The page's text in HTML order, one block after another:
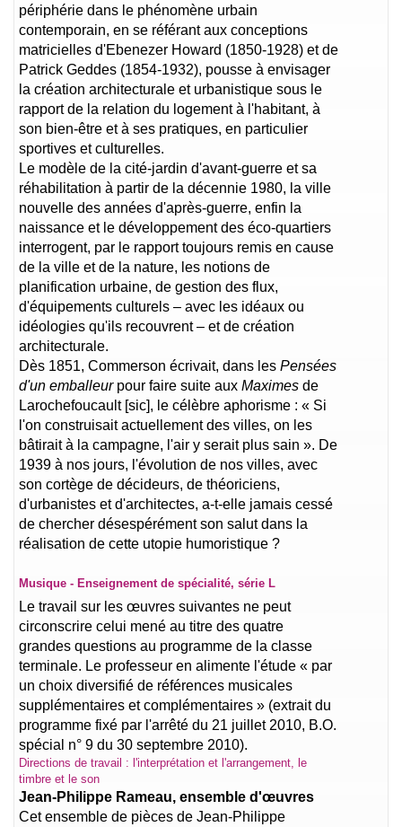
périphérie dans le phénomène urbain
contemporain, en se référant aux conceptions
matricielles d'Ebenezer Howard (1850-1928) et de
Patrick Geddes (1854-1932), pousse à envisager
la création architecturale et urbanistique sous le
rapport de la relation du logement à l'habitant, à
son bien-être et à ses pratiques, en particulier
sportives et culturelles.
Le modèle de la cité-jardin d'avant-guerre et sa
réhabilitation à partir de la décennie 1980, la ville
nouvelle des années d'après-guerre, enfin la
naissance et le développement des éco-quartiers
interrogent, par le rapport toujours remis en cause
de la ville et de la nature, les notions de
planification urbaine, de gestion des flux,
d'équipements culturels – avec les idéaux ou
idéologies qu'ils recouvrent – et de création
architecturale.
Dès 1851, Commerson écrivait, dans les Pensées
d'un emballeurpour faire suite aux Maximes de
Larochefoucault [sic], le célèbre aphorisme : « Si
l'on construisait actuellement des villes, on les
bâtirait à la campagne, l'air y serait plus sain ». De
1939 à nos jours, l'évolution de nos villes, avec
son cortège de décideurs, de théoriciens,
d'urbanistes et d'architectes, a-t-elle jamais cessé
de chercher désespérément son salut dans la
réalisation de cette utopie humoristique ?
Musique - Enseignement de spécialité, série L
Le travail sur les œuvres suivantes ne peut
circonscrire celui mené au titre des quatre
grandes questions au programme de la classe
terminale. Le professeur en alimente l'étude « par
un choix diversifié de références musicales
supplémentaires et complémentaires » (extrait du
programme fixé par l'arrêté du 21 juillet 2010, B.O.
spécial n° 9 du 30 septembre 2010).
Directions de travail : l'interprétation et l'arrangement, le
timbre et le son
Jean-Philippe Rameau, ensemble d'œuvres
Cet ensemble de pièces de Jean-Philippe